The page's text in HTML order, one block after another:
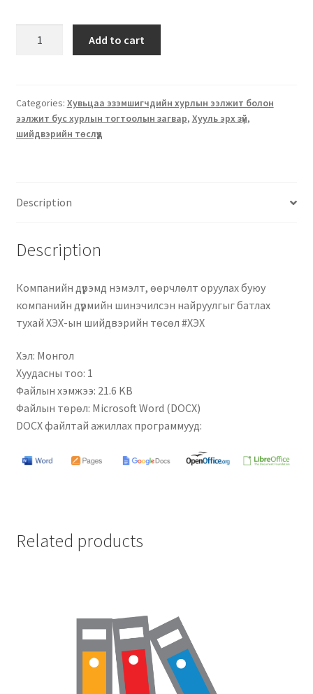
Add to cart
Categories: Хувьцаа эзэмшигчдийн хурлын ээлжит болон
ээлжит бус хурлын тогтоолын загвар, Хууль эрх зүй,
шийдвэрийн төслүүд
Description
Description
Компанийн дүрэмд нэмэлт, өөрчлөлт оруулах буюу
компанийн дүрмийн шинэчилсэн найруулгыг батлах
тухай ХЭХ-ын шийдвэрийн төсөл #ХЭХ
Хэл: Монгол
Хуудасны тоо: 1
Файлын хэмжээ: 21.6 KB
Файлын төрөл: Microsoft Word (DOCX)
DOCX файлтай ажиллах программууд:
Related products